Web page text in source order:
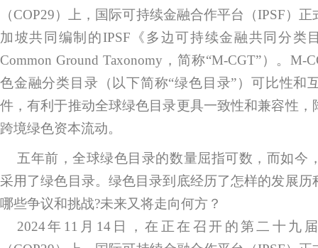
（COP29）上，国际可持续金融合作平台（IPSF）
加坡共同编制的IPSF《多边可持续金融共同分类
Common Ground Taxonomy，简称“M-CGT”）。M-
色金融分类目录（以下简称“绿色目录”）可比性和
件，有利于推动全球绿色目录更具一致性和兼容性
跨境绿色资本流动。
五年前，全球绿色目录的数量屈指可数，而如今
采用了绿色目录。绿色目录到底经历了怎样的发展
哪些争议和挑战?未来又将走向何方？
2024年11月14日，在正在召开的第二十九